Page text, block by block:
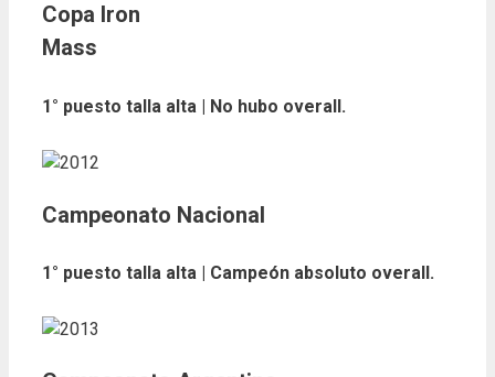
Copa Iron
Mass
1° puesto talla alta | No hubo overall.
Campeonato Nacional
1° puesto talla alta | Campeón absoluto overall.